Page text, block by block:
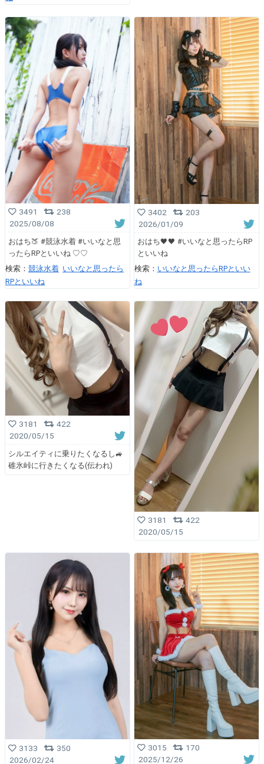
3491
238
2025/08/08
おはち🍑 #競泳水着 #いいなと思
ったらRPといいね ♡♡
検索： 競泳水着 いいなと思ったら
RPといいね
3402
203
2026/01/09
おはち🖤🖤 #いいなと思ったらRP
といいね
検索： いいなと思ったらRPといい
ね
3181
422
2020/05/15
シルエイティに乗りたくなるし🚙
碓氷峠に行きたくなる(伝われ)
3181
422
2020/05/15
3133
350
2026/02/24
3015
170
2025/12/26